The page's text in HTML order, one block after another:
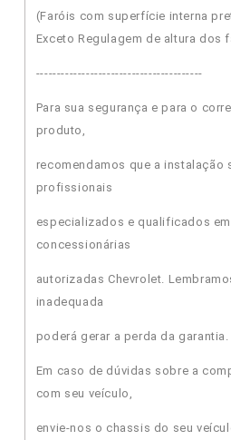
(Faróis com superfície interna
Exceto Regulagem de altura dos
----------------------------------------
Para sua segurança e para o
produto,
recomendamos que a instalação
profissionais
especializados e qualificados
concessionárias
autorizadas Chevrolet.
inadequada
poderá gerar a perda da garantia.
Em caso de dúvidas sobre a
com seu veículo,
envie-nos o chassis do seu